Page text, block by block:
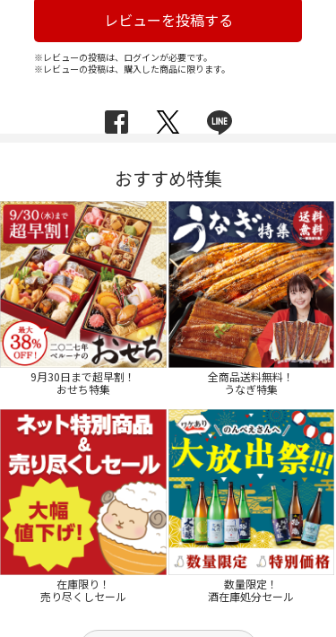
レビューを投稿する
※レビューの投稿は、ログインが必要です。
※レビューの投稿は、購入した商品に限ります。
おすすめ特集
9月30日まで超早割！
おせち特集
全商品送料無料！
うなぎ特集
在庫限り！
売り尽くしセール
数量限定！
酒在庫処分セール